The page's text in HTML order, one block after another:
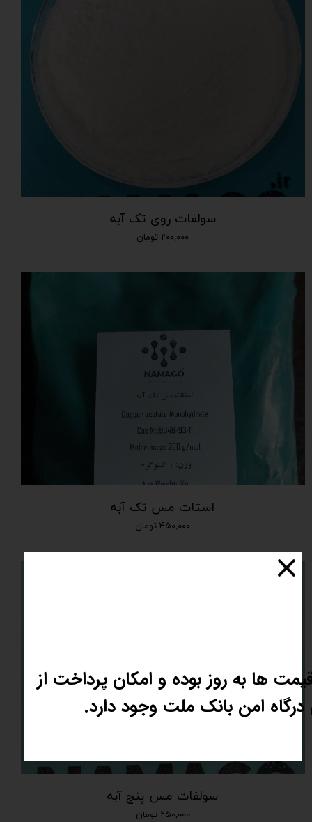
سولفات روی تک آبه
۲۰۰,۰۰۰ تومان
استات مس تک آبه
۴۵۰,۰۰۰ تومان
سولفات مس پنج آبه
۲۵۰,۰۰۰ تومان
ها به روز بوده و امکان پرداخت از
امن بانک ملت وجود دارد.